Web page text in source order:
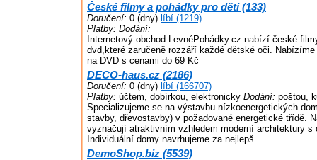
České filmy a pohádky pro děti (133)
Doručení: 0 (dny) líbí (1219)
Platby: Dodání:
Internetový obchod LevnéPohádky.cz nabízí české
dvd,které zaručeně rozzáří každé dětské oči.
na DVD s cenami do 69 Kč
DECO-haus.cz (2186)
Doručení: 0 (dny) líbí (166707)
Platby: účtem, dobírkou, elektronicky Dodání: poštou,
Specializujeme se na výstavbu nízkoenergetických
stavby, dřevostavby) v požadované energetické třídě.
vyznačují atraktivním vzhledem moderní architektury s
Individuální domy navrhujeme za nejlepš
DemoShop.biz (5539)